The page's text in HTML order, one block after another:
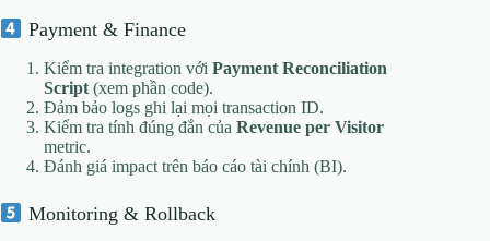
Payment & Finance
Kiểm tra integration với Payment Reconciliation
Script (xem phần code).
Đảm bảo logs ghi lại mọi transaction ID.
Kiểm tra tính đúng đắn của Revenue per Visitor
metric.
Đánh giá impact trên báo cáo tài chính (BI).
Monitoring & Rollback